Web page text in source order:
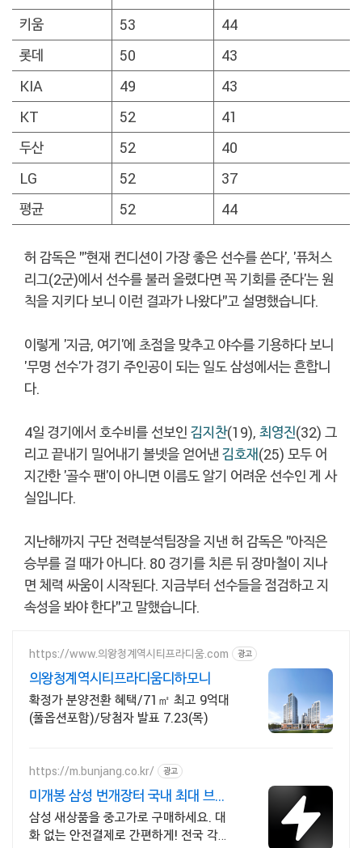
키움
53
44
롯데
50
43
KIA
49
43
KT
52
41
두산
52
40
LG
52
37
평균
52 44
허 감독은 "'현재 컨디션이 가장 좋은 선수를 쓴다', '퓨처스
리그(2군)에서 선수를 불러 올렸다면 꼭 기회를 준다'는 원
칙을 지키다 보니 이런 결과가 나왔다"고 설명했습니다.
이렇게 '지금, 여기'에 초점을 맞추고 야수를 기용하다 보니
'무명 선수'가 경기 주인공이 되는 일도 삼성에서는 흔합니
다.
4일 경기에서 호수비를 선보인 김지찬(19), 최영진(32) 그
리고 끝내기 밀어내기 볼넷을 얻어낸 김호재(25) 모두 어
지간한 '골수 팬'이 아니면 이름도 알기 어려운 선수인 게 사
실입니다.
지난해까지 구단 전력분석팀장을 지낸 허 감독은 "아직은
승부를 걸 때가 아니다. 80 경기를 치른 뒤 장마철이 지나
면 체력 싸움이 시작된다. 지금부터 선수들을 점검하고 지
속성을 봐야 한다"고 말했습니다.
https://www.의왕청계역시티프라디움.com 광고
의왕청계역시티프라디움디하모니
확정가 분양전환 혜택/71㎡ 최고 9억대
(풀옵션포함)/당첨자 발표 7.23(목)
https://m.bunjang.co.kr/ 광고
미개봉 삼성 번개장터 국내 최대 브랜
드 중고거래
삼성 새상품을 중고가로 구매하세요. 대
화 없는 안전결제로 간편하게! 전국 각지